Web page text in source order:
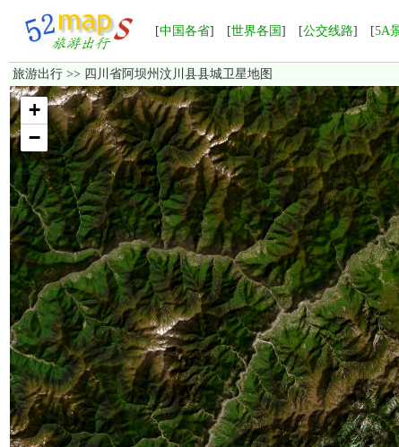
[中国各省] [世界各国 ] [公交线路] [5A
旅游出行 >> 四川省阿坝州汶川县县城卫星地图
加载中，如果长时间无法显示，请点击这里重新加载！
+
−